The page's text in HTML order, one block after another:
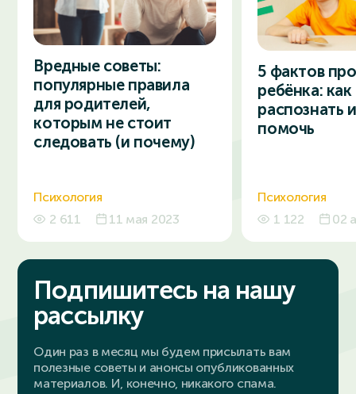
Вредные советы:
популярные правила
для родителей,
которым не стоит
следовать (и почему)
Психология
2 611
11 мая 2023
5 фактов
ребёнка: как
распознать
помочь
Психология
1 122
02
Подпишитесь на нашу
рассылку
Один раз в месяц мы будем присылать вам
полезные советы и анонсы опубликованных
материалов. И, конечно, никакого спама.